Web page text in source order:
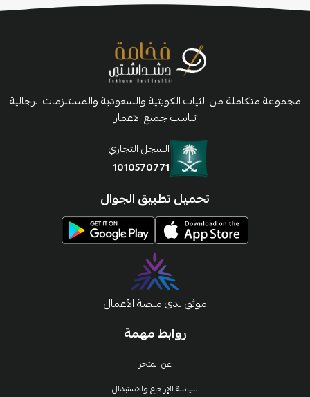
روابط مهمة
عن المتجر
سياسة الإرجاع والاستبدال
مجموعة متكاملة من الثياب الكويتية والسعودية والمستلزمات الرجالية
تناسب جميع الاعمار
السجل التجاري
1010570771
تحميل تطبيق الجوال
موثق لدى منصة الأعمال